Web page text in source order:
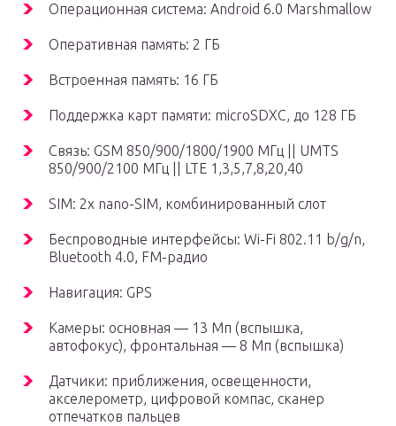
Операционная система: Android 6.0 Marshmallow
Оперативная память: 2 ГБ
Встроенная память: 16 ГБ
Поддержка карт памяти: microSDXC, до 128 ГБ
Связь: GSM 850/900/1800/1900 МГц || UMTS
850/900/2100 МГц || LTE 1,3,5,7,8,20,40
SIM: 2x nano-SIM, комбинированный слот
Беспроводные интерфейсы: Wi-Fi 802.11 b/g/n,
Bluetooth 4.0, FM-радио
Навигация: GPS
Камеры: основная — 13 Мп (вспышка,
автофокус), фронтальная — 8 Мп (вспышка)
Датчики: приближения, освещенности,
акселерометр, цифровой компас, сканер
отпечатков пальцев